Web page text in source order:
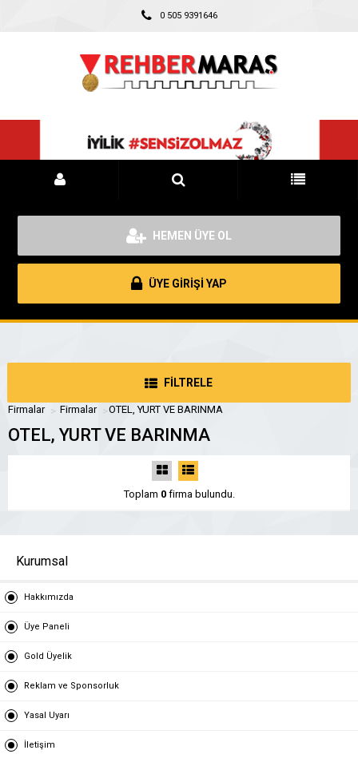
0 505 9391646
HEMEN ÜYE OL
ÜYE GİRİŞİ YAP
FİLTRELE
Firmalar Firmalar OTEL, YURT VE BARINMA
OTEL, YURT VE BARINMA
Toplam 0firma bulundu.
Kurumsal
Hakkımızda
Üye Paneli
Gold Üyelik
Reklam ve Sponsorluk
Yasal Uyarı
İletişim